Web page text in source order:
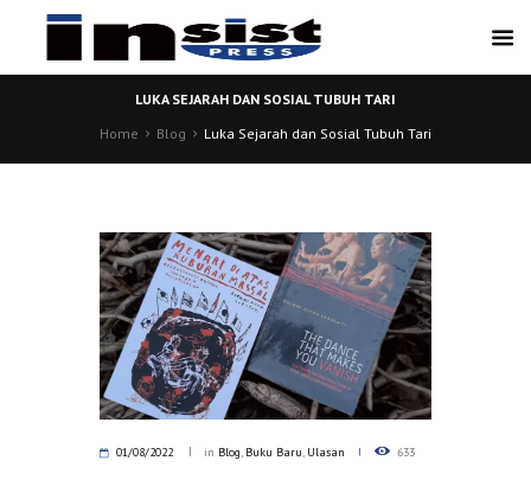
LUKA SEJARAH DAN SOSIAL TUBUH TARI
Home
Blog Luka Sejarah dan Sosial Tubuh Tari
01/08/2022 in Blog, Buku Baru, Ulasan 633